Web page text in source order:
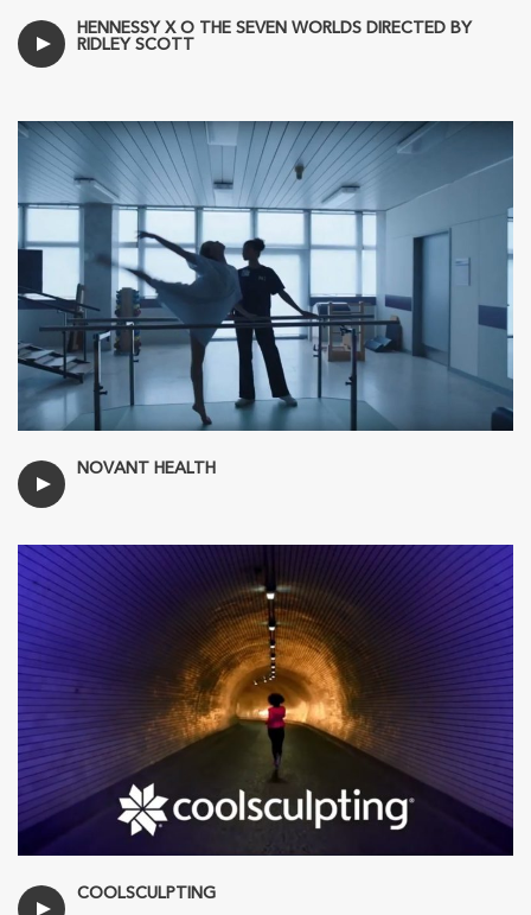
HENNESSY X O THE SEVEN WORLDS DIRECTED BY
RIDLEY SCOTT
NOVANT HEALTH
COOLSCULPTING